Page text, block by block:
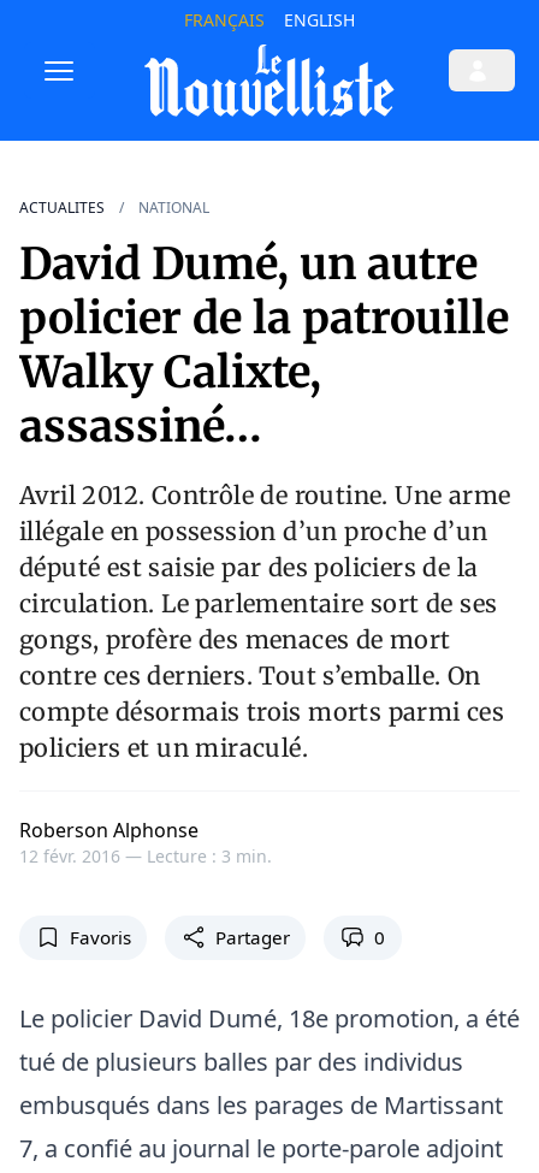
FRANÇAIS ENGLISH
ACTUALITES NATIONAL
David Dumé, un autre
policier de la patrouille
Walky Calixte,
assassiné…
Avril 2012. Contrôle de routine. Une arme
illégale en possession d’un proche d’un
député est saisie par des policiers de la
circulation. Le parlementaire sort de ses
gongs, profère des menaces de mort
contre ces derniers. Tout s’emballe. On
compte désormais trois morts parmi ces
policiers et un miraculé.
Roberson Alphonse
12 févr. 2016 — Lecture : 3 min.
Favoris Partager 0
Le policier David Dumé, 18e promotion, a été
tué de plusieurs balles par des individus
embusqués dans les parages de Martissant
7, a confié au journal le porte-parole adjoint